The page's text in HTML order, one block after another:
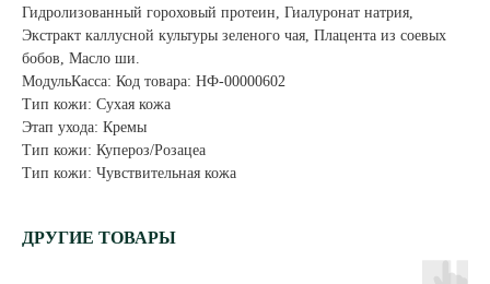
Гидролизованный гороховый протеин, Гиалуронат натрия,
Экстракт каллусной культуры зеленого чая, Плацента из соевых
бобов, Масло ши.
МодульКасса: Код товара: НФ-00000602
Тип кожи: Сухая кожа
Этап ухода: Кремы
Тип кожи: Купероз/Розацеа
Тип кожи: Чувствительная кожа
ДРУГИЕ ТОВАРЫ